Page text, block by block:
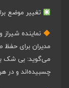
تغییر موضع
نماینده
مدیران برای حفظ
می‌گوید: بی شک
چسبیده‌اند و در